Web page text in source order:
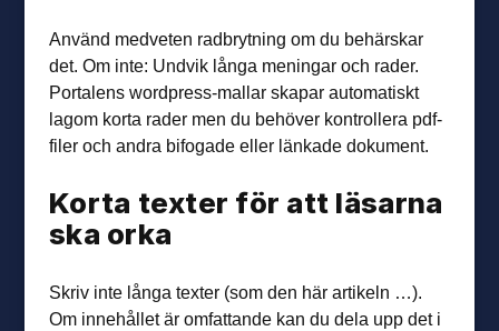
Använd medveten radbrytning om du behärskar
det. Om inte: Undvik långa meningar och rader.
Portalens wordpress-mallar skapar automatiskt
lagom korta rader men du behöver kontrollera pdf-
filer och andra bifogade eller länkade dokument.
Korta texter för att läsarna
ska orka
Skriv inte långa texter (som den här artikeln …).
Om innehållet är omfattande kan du dela upp det i